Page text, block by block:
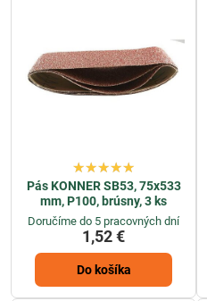
Pás KONNER SB53, 75x533
mm, P100, brúsny, 3 ks
Doručíme do 5 pracovných dní
1,52 €
Do košíka